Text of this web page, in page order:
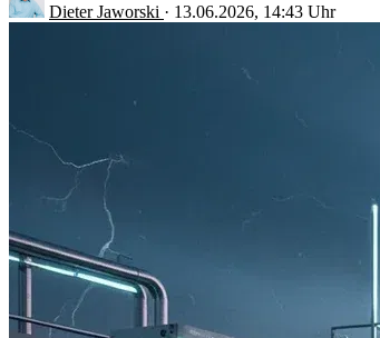
Dieter Jaworski · 13.06.2026, 14:43 Uhr